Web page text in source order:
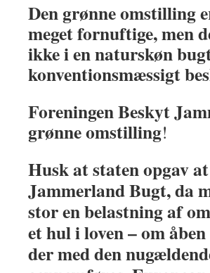
Den grønne omstilling
meget fornuftige, men
ikke i en naturskøn
konventionsmæssigt
Foreningen Beskyt
grønne omstilling!
Husk at staten opgav
Jammerland Bugt, da
stor en belastning af
et hul i loven – om
der med den